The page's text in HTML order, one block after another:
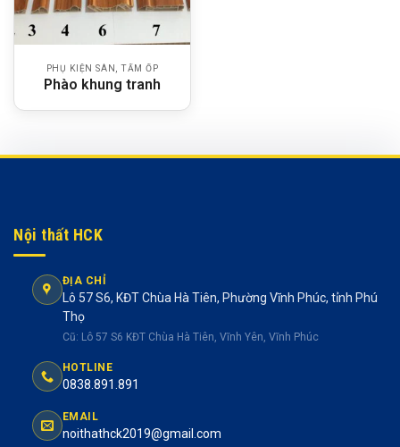
PHỤ KIỆN SÀN, TẤM ỐP
Phào khung tranh
Nội thất HCK
ĐỊA CHỈ
Lô 57 S6, KĐT Chùa Hà Tiên, Phường Vĩnh Phúc, tỉnh Phú
Thọ
Cũ: Lô 57 S6 KĐT Chùa Hà Tiên, Vĩnh Yên, Vĩnh Phúc
HOTLINE
0838.891.891
EMAIL
noithathck2019@gmail.com